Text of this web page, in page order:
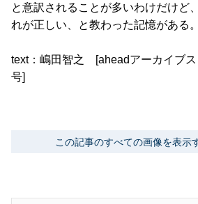
と意訳されることが多いわけだけど
れが正しい、と教わった記憶がある。
text：嶋田智之 [aheadアーカイブス
号]
この記事のすべての画像を表示